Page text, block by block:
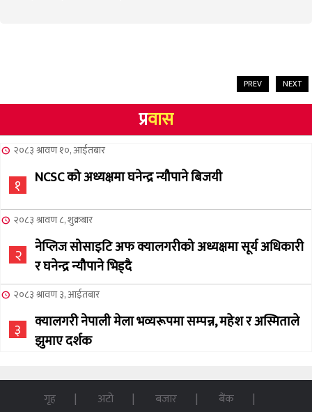
PREV NEXT
प्रवास
२०८३ श्रावण १०, आईतबार
१ NCSC को अध्यक्षमा घनेन्द्र न्यौपाने बिजयी
२०८३ श्रावण ८, शुक्रबार
२
नेप्लिज सोसाइटि अफ क्यालगरीको अध्यक्षमा सूर्य अधिकारी
र घनेन्द्र न्यौपाने भिड्दै
२०८३ श्रावण ३, आईतबार
३
क्यालगरी नेपाली मेला भव्यरूपमा सम्पन्न, महेश र अस्मिताले
झुमाए दर्शक
NCSC को अध्यक्ष पदको लागी सूर्य अधिकारीको उम्मेदवारी
गृह अटो बजार
बैंक